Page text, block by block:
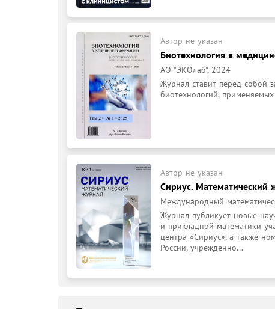
Автор не указан
Биотехнология в
АО "ЭКОлаб", 2024
Журнал ставит перед собой
биотехнологий,
Автор не указан
Сириус. Математический
Международный
Журнал публикует новые
и прикладной математики
центра «Сириус», а также
России, учрежденно...